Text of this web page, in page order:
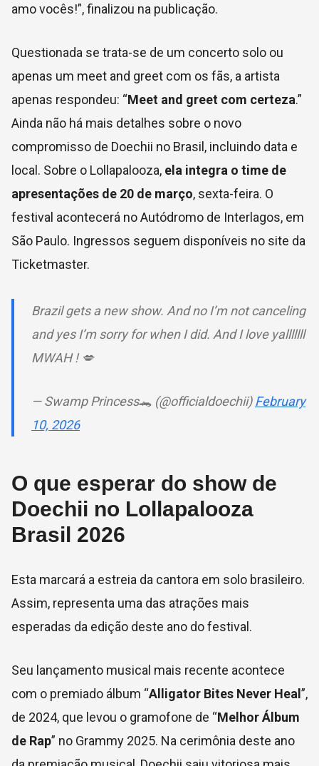
amo vocês!”, finalizou na publicação.
Questionada se trata-se de um concerto solo ou
apenas um meet and greet com os fãs, a artista
apenas respondeu: “Meet and greet com certeza.”
Ainda não há mais detalhes sobre o novo
compromisso de Doechii no Brasil, incluindo data e
local. Sobre o Lollapalooza, ela integra o time de
apresentações de 20 de março, sexta-feira. O
festival acontecerá no Autódromo de Interlagos, em
São Paulo. Ingressos seguem disponíveis no site da
Ticketmaster.
Brazil gets a new show. And no I’m not canceling
and yes I’m sorry for when I did. And I love yalllllll
MWAH ! 💋
— Swamp Princess🐊 (@officialdoechii)February
10, 2026
O que esperar do show de
Doechii no Lollapalooza
Brasil 2026
Esta marcará a estreia da cantora em solo brasileiro.
Assim, representa uma das atrações mais
esperadas da edição deste ano do festival.
Seu lançamento musical mais recente acontece
com o premiado álbum “Alligator Bites Never Heal”,
de 2024, que levou o gramofone de “Melhor Álbum
de Rap” no Grammy 2025. Na cerimônia deste ano